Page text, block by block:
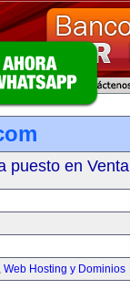
puesto en Venta
, Web Hosting y Dominios